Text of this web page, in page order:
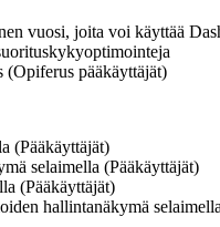
vuosi, joita voi käyttää
(Opiferus pääkäyttäjät)
(Pääkäyttäjät)
selaimella (Pääkäyttäjät)
(Pääkäyttäjät)
hallintanäkymä